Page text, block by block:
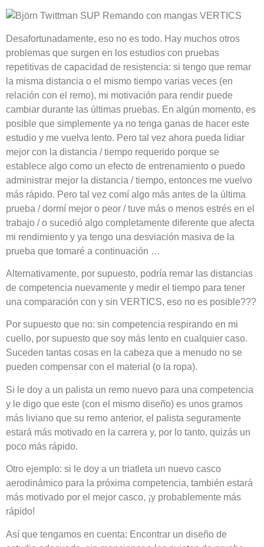
Desafortunadamente, eso no es todo. Hay muchos otros
problemas que surgen en los estudios con pruebas
repetitivas de capacidad de resistencia: si tengo que remar
la misma distancia o el mismo tiempo varias veces (en
relación con el remo), mi motivación para rendir puede
cambiar durante las últimas pruebas. En algún momento, es
posible que simplemente ya no tenga ganas de hacer este
estudio y me vuelva lento. Pero tal vez ahora pueda lidiar
mejor con la distancia / tiempo requerido porque se
establece algo como un efecto de entrenamiento o puedo
administrar mejor la distancia / tiempo, entonces me vuelvo
más rápido. Pero tal vez comí algo más antes de la última
prueba / dormí mejor o peor / tuve más o menos estrés en el
trabajo / o sucedió algo completamente diferente que afecta
mi rendimiento y ya tengo una desviación masiva de la
prueba que tomaré a continuación …
Alternativamente, por supuesto, podría remar las distancias
de competencia nuevamente y medir el tiempo para tener
una comparación con y sin VERTICS, eso no es posible???
Por supuesto que no: sin competencia respirando en mi
cuello, por supuesto que soy más lento en cualquier caso.
Suceden tantas cosas en la cabeza que a menudo no se
pueden compensar con el material (o la ropa).
Si le doy a un palista un remo nuevo para una competencia
y le digo que este (con el mismo diseño) es unos gramos
más liviano que su remo anterior, el palista seguramente
estará más motivado en la carrera y, por lo tanto, quizás un
poco más rápido.
Otro ejemplo: si le doy a un triatleta un nuevo casco
aerodinámico para la próxima competencia, también estará
más motivado por el mejor casco, ¡y probablemente más
rápido!
Así que tengamos en cuenta: Encontrar un diseño de